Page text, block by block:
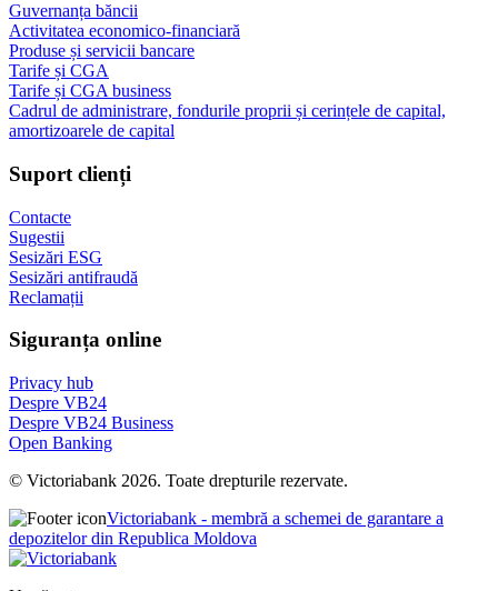
Guvernanța băncii
Activitatea economico-financiară
Produse și servicii bancare
Tarife și CGA
Tarife și CGA business
Cadrul de administrare, fondurile proprii și cerințele de capital,
amortizoarele de capital
Suport clienți
Contacte
Sugestii
Sesizări ESG
Sesizări antifraudă
Reclamații
Siguranța online
Privacy hub
Despre VB24
Despre VB24 Business
Open Banking
© Victoriabank 2026. Toate drepturile rezervate.
Victoriabank - membră a schemei de garantare a
depozitelor din Republica Moldova